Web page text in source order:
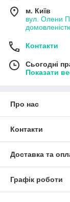
м. Київ
вул. Олени
Контакти
Сьогодні
Показати
Про нас
Контакти
Доставка та
Графік роботи